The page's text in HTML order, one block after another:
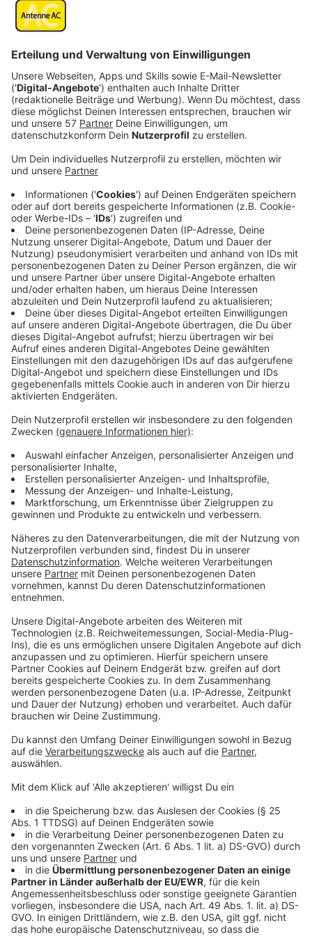
unverzichtbarer Ersatz für die ausgefallene Nanny,
gewinnt er ihr Vertrauen und zieht in ihr Londoner
Anzeige
Doch hinter Adams charmantem Auftreten verbirgt
sich ein gefährlicher Plan: Er will die Tanners von innen
heraus zerstören. Stück für Stück manipuliert er Jamie
(David Duchovny) und Nat (Carice van Houten), spielt
sie gegeneinander aus und verschleiert geschickt
seine wahren Absichten. Wer beginnt, in seiner
Vergangenheit zu graben, schwebt plötzlich in
Lebensgefahr.
Streaming-Dienst: Amazon Prime Video
Anzeige
Wir benötigen Ihre
Zustimmung, um den YouTube
Video-Service zu laden!
Wir verwenden einen Service eines
Drittanbieters, um Videoinhalte
einzubetten. Dieser Service kann
Daten zu Ihren Aktivitäten
sammeln. Bitte lesen Sie die
Details durch und stimmen Sie der
Nutzung des Service zu, um dieses
Video anzusehen.
Akzeptieren
powered byUsercentrics Consent
Management Platform
dämmert Jamie, dass Adam der Drahtzieher hinter den
jüngsten Katastrophen ist – doch die Erkenntnis
könnte zu spät kommen.
Anzeige
©Copyright: Amazon Prime Video
Die beiden Männer verstehen sich zunächst blendend.
Doch das wird sich schnell ändern.
Anzeige
©Copyright: Amazon Prime Video
Adam führt Böses im Schilde und das wird schnell zur
Bedrohung für die Familie.